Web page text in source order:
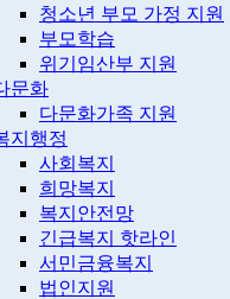
청소년 부모 가정 지원
부모학습
위기임산부 지원
문화
다문화가족 지원
지행정
사회복지
희망복지
복지안전망
긴급복지 핫라인
서민금융복지
법인지원